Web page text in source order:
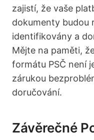
zajistí, že vaše
dokumenty budou
identifikovány a
Mějte na paměti,
formátu PSČ není
zárukou
doručování.
Závěrečné